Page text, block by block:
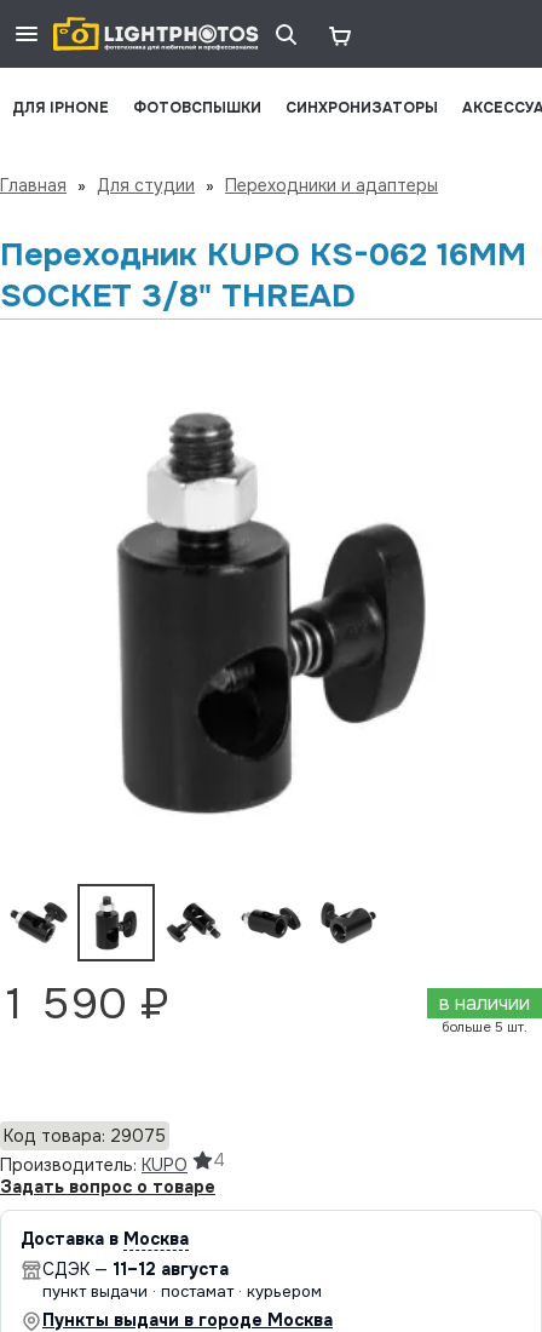
ДЛЯ IPHONE ФОТОВСПЫШКИ СИНХРОНИЗАТОРЫ
Главная » Для студии » Переходники и адаптеры
Переходник KUPO KS-062 16MM
SOCKET 3/8" THREAD
1 590 ₽ в наличии
больше 5 шт.
Код товара: 29075
Производитель: KUPO
4
Задать вопрос о товаре
Доставка в Москва
СДЭК — 11–12 августа
пункт выдачи · постамат · курьером
Пункты выдачи в городе Москва